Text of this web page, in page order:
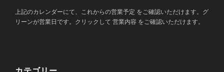
上記のカレンダーにて、これからの営業予定 をご確認いただけます。グ
リーンが営業日です。クリックして 営業内容 をご確認いただけます。